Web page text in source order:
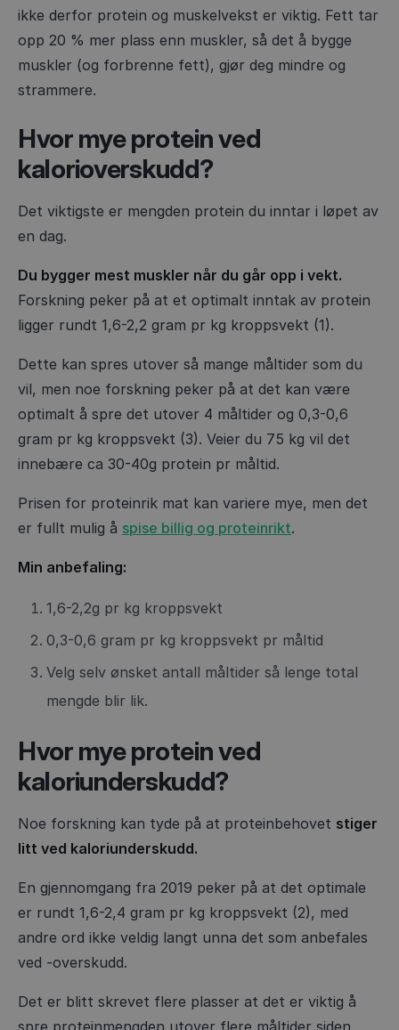
ikke derfor protein og muskelvekst er viktig. Fett tar
opp 20 % mer plass enn muskler, så det å bygge
muskler (og forbrenne fett), gjør deg mindre og
strammere.
Hvor mye protein ved
kalorioverskudd?
Det viktigste er mengden protein du inntar i løpet av
en dag.
Du bygger mest muskler når du går opp i vekt.
Forskning peker på at et optimalt inntak av protein
ligger rundt 1,6-2,2 gram pr kg kroppsvekt (1).
Dette kan spres utover så mange måltider som du
vil, men noe forskning peker på at det kan være
optimalt å spre det utover 4 måltider og 0,3-0,6
gram pr kg kroppsvekt (3). Veier du 75 kg vil det
innebære ca 30-40g protein pr måltid.
Prisen for proteinrik mat kan variere mye, men det
er fullt mulig å spise billig og proteinrikt.
Min anbefaling:
1,6-2,2g pr kg kroppsvekt
0,3-0,6 gram pr kg kroppsvekt pr måltid
Velg selv ønsket antall måltider så lenge total
mengde blir lik.
Hvor mye protein ved
kaloriunderskudd?
Noe forskning kan tyde på at proteinbehovet stiger
litt ved kaloriunderskudd.
En gjennomgang fra 2019 peker på at det optimale
er rundt 1,6-2,4 gram pr kg kroppsvekt (2), med
andre ord ikke veldig langt unna det som anbefales
ved -overskudd.
Det er blitt skrevet flere plasser at det er viktig å
spre proteinmengden utover flere måltider siden